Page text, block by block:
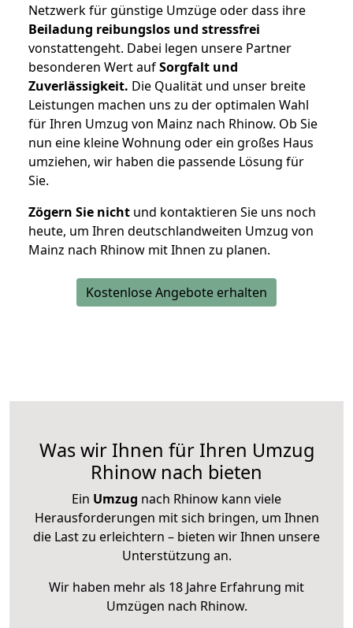
Netzwerk für günstige Umzüge oder dass ihre
Beiladung reibungslos und stressfrei
vonstattengeht. Dabei legen unsere Partner
besonderen Wert aufSorgfalt und
Zuverlässigkeit. Die Qualität und unser breite
Leistungen machen uns zu der optimalen Wahl
für Ihren Umzug von Mainz nach Rhinow. Ob Sie
nun eine kleine Wohnung oder ein großes Haus
umziehen, wir haben die passende Lösung für
Sie.
Zögern Sie nicht und kontaktieren Sie uns noch
heute, um Ihren deutschlandweiten Umzug von
Mainz nach Rhinow mit Ihnen zu planen.
Kostenlose Angebote erhalten
Was wir Ihnen für Ihren Umzug
Rhinow nach bieten
Ein Umzug nach Rhinow kann viele
Herausforderungen mit sich bringen, um Ihnen
die Last zu erleichtern – bieten wir Ihnen unsere
Unterstützung an.
Wir haben mehr als 18 Jahre Erfahrung mit
Umzügen nach Rhinow.